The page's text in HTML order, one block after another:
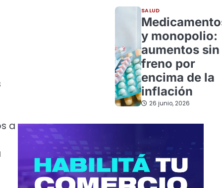
a
SALUD
y monopolio:
aumentos sin
freno por
encima de la
inflación
26 junio, 2026